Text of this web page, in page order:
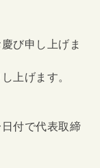
び申し上げま
上げます。
付で代表取締